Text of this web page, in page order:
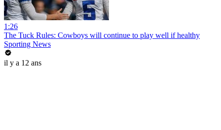
1:26
The Tuck Rules: Cowboys will continue to play well if healthy
Sporting News
il y a 12 ans